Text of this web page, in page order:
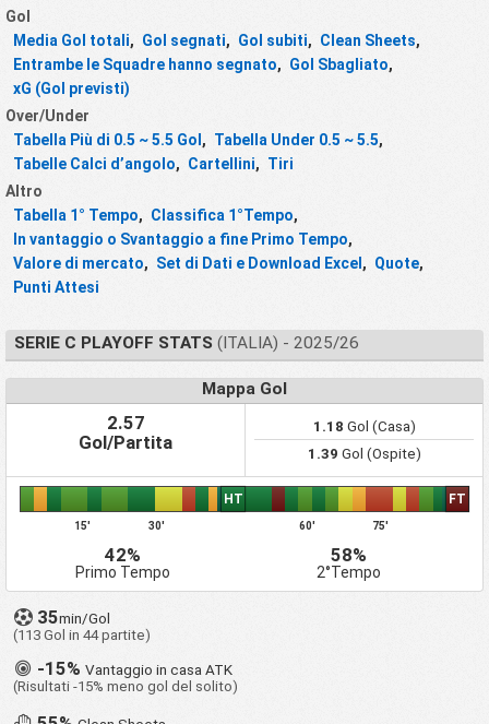
Gol
Media Gol totali, Gol segnati, Gol subiti, Clean Sheets,
Entrambe le Squadre hanno segnato, Gol Sbagliato,
xG (Gol previsti)
Over/Under
Tabella Più di 0.5 ~ 5.5 Gol , Tabella Under 0.5 ~ 5.5,
Tabelle Calci d’angolo, Cartellini, Tiri
Altro
Tabella 1° Tempo, Classifica 1°Tempo,
In vantaggio o Svantaggio a fine Primo Tempo,
Valore di mercato, Set di Dati e Download Excel , Quote,
Punti Attesi
SERIE C PLAYOFF STATS (ITALIA) - 2025/26
Mappa Gol
2.57
Gol/Partita
1.18 Gol (Casa)
1.39 Gol (Ospite)
15' 30'
HT
60' 75'
FT
42%
Primo Tempo
58%
2°Tempo
35min/Gol
(113 Gol in 44 partite)
-15%Vantaggio in casa ATK
(Risultati -15% meno gol del solito)